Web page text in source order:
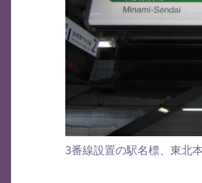
3番線設置の駅名標、東北